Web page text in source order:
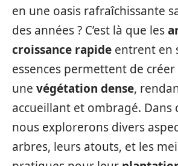
en une oasis rafraîchissante
des années ? C’est là que les
croissance rapide entrent en
essences permettent de
une végétation dense,
accueillant et ombragé. Dans
nous explorerons divers
arbres, leurs atouts, et les